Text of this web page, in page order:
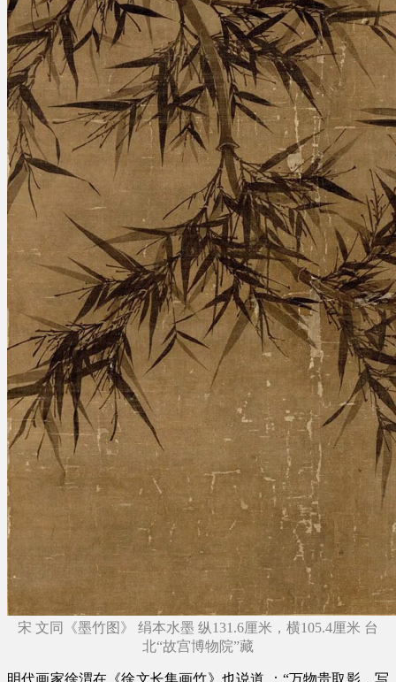
宋 文同《墨竹图》 绢本水墨 纵131.6厘米，横105.4厘米 台
北“故宫博物院”藏
明代画家徐渭在《徐文长集画竹》也说道 ：“万物贵取影，写